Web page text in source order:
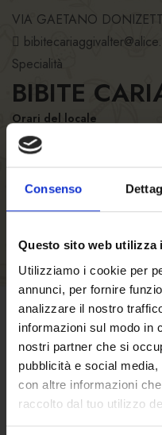
Consenso
Questo sito web utilizza
Utilizziamo i cookie per
annunci, per fornire
analizzare il nostro
informazioni sul modo in
nostri partner che si
pubblicità e social
con altre informazioni
raccolto dal tuo utilizzo
VIA GAETANO
Specialità
BIBITE
Orari del locale
Orari della cucina
Numero posti
CONDIZIONI DI
Clicca qui per scoprire
di vendita.